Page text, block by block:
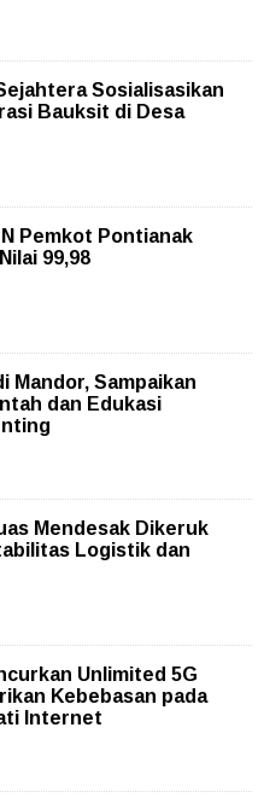
Sosialisasikan
Bauksit di Desa
Pemkot Pontianak
99,98
Mandor, Sampaikan
dan Edukasi
Mendesak Dikeruk
Logistik dan
Unlimited 5G
Kebebasan pada
Internet